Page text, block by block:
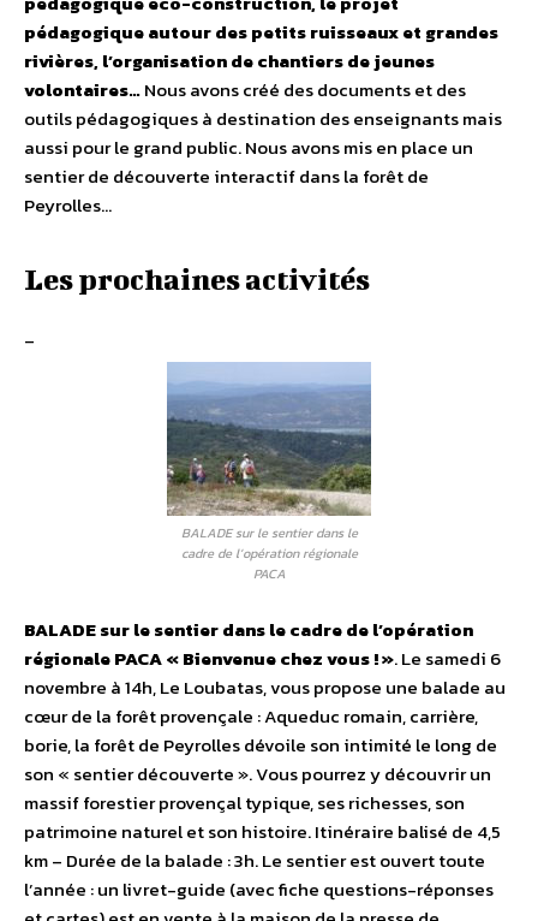
pédagogique autour des petits ruisseaux et grandes
rivières, l’organisation de chantiers de jeunes
volontaires…Nous avons créé des documents et des
outils pédagogiques à destination des enseignants mais
aussi pour le grand public. Nous avons mis en place un
sentier de découverte interactif dans la forêt de
Peyrolles…
Les prochaines activités
–
BALADE sur le sentier dans le
cadre de l’opération régionale
PACA
BALADE sur le sentier dans le cadre de l’opération
régionale PACA « Bienvenue chez vous ! ». Le samedi 6
novembre à 14h, Le Loubatas, vous propose une balade au
cœur de la forêt provençale : Aqueduc romain, carrière,
borie, la forêt de Peyrolles dévoile son intimité le long de
son « sentier découverte ». Vous pourrez y découvrir un
massif forestier provençal typique, ses richesses, son
patrimoine naturel et son histoire. Itinéraire balisé de 4,5
km – Durée de la balade : 3h. Le sentier est ouvert toute
l’année : un livret-guide (avec fiche questions-réponses